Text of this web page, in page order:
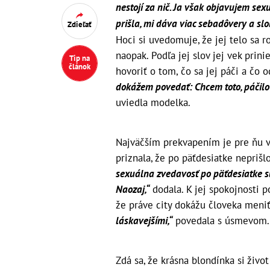
Zdieľať
Tip na
článok
nestojí za nič. Ja však objavujem
prišla, mi dáva viac sebadôvery a
Hoci si uvedomuje, že jej telo sa
naopak. Podľa jej slov jej vek
hovoriť o tom, čo sa jej páči a čo
dokážem povedať: Chcem toto,
uviedla modelka.
Najväčším prekvapením je pre ňu
priznala, že po päťdesiatke
sexuálna zvedavosť po päťdesiatke
Naozaj,“dodala. K jej spokojnosti
že práve city dokážu človeka
láskavejšími,“povedala s úsmevom.
Zdá sa, že krásna blondínka si